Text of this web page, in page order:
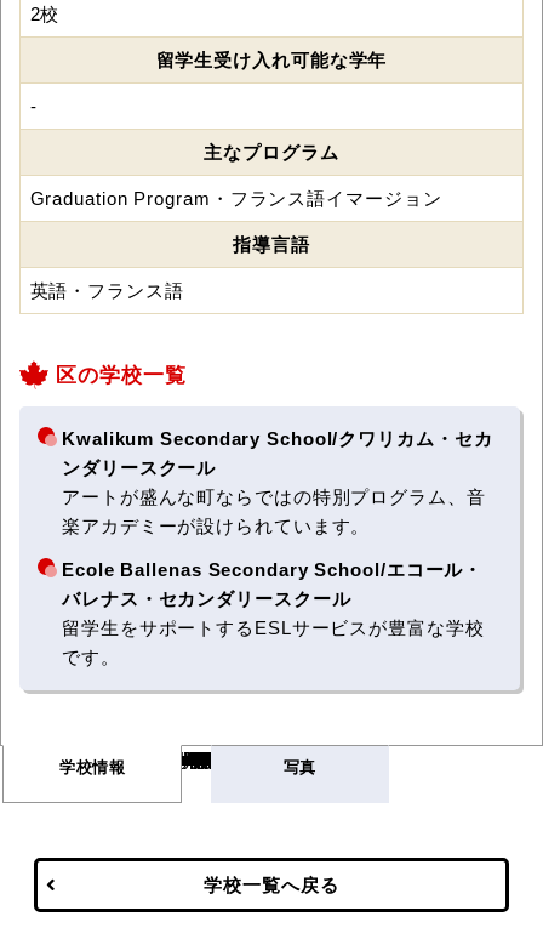
2校
留学生受け入れ可能な学年
-
主なプログラム
Graduation Program・フランス語イマージョン
指導言語
英語・フランス語
区の学校一覧
Kwalikum Secondary School/クワリカム・セカ
ンダリースクール
アートが盛んな町ならではの特別プログラム、音
楽アカデミーが設けられています。
Ecole Ballenas Secondary School/エコール・
バレナス・セカンダリースクール
留学生をサポートするESLサービスが豊富な学校
です。
学校情報 Warning/var/www/html/wp-content/themes/vancouver/single-school.php669Warning/var/www/html/wp-content/themes/vancouver/single-school.php672 写真
学校一覧へ戻る